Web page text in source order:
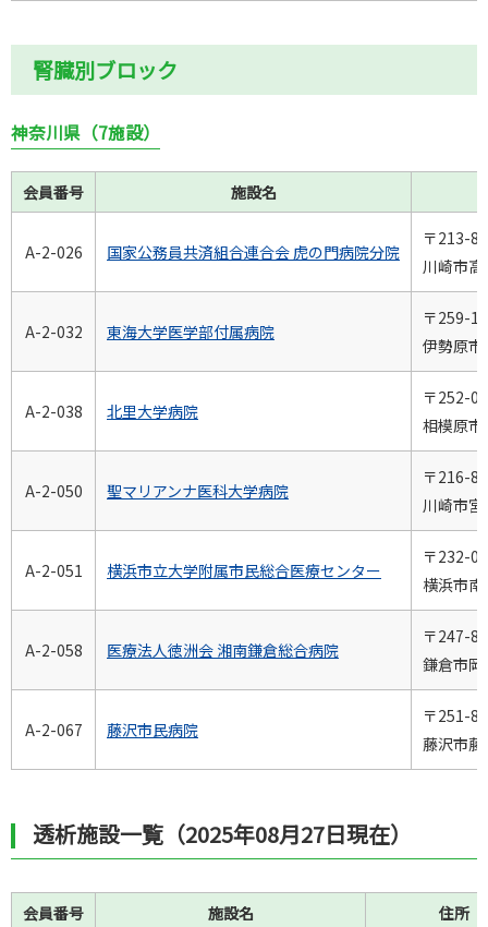
腎臓別ブロック
神奈川県（7施設）
会員番号 施設名
A-2-026 国家公務員共済組合連合会 虎の門病院分院
〒213-
川崎市
A-2-032 東海大学医学部付属病院
〒259-
伊勢原
A-2-038 北里大学病院
〒252-
相模原
A-2-050 聖マリアンナ医科大学病院
〒216-
川崎市
A-2-051 横浜市立大学附属市民総合医療センター
〒232-
横浜市
A-2-058 医療法人徳洲会 湘南鎌倉総合病院
〒247-
鎌倉市
A-2-067 藤沢市民病院
〒251-
藤沢市
透析施設一覧（2025年08月27日現在）
会員番号 施設名 住所